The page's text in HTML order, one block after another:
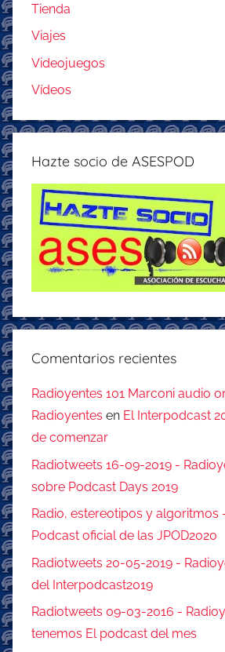
Tienda
Viajes
Videojuegos
Vídeos
Hazte socio de ASESPOD
Comentarios recientes
Radioyentes 101 Marconi audio
Radioyentes en El Interpodcast
de comenzar
Radiotweets 16-09-2019 -
sobre Podcast Days 2019
Radio, estereotipos y algoritmos
Podcast oficial de las JPOD2020
Radiotweets 20-05-2019 -
del Interpodcast2019
Radiotweets 09-03-2016 -
tenemos El podcast del mes